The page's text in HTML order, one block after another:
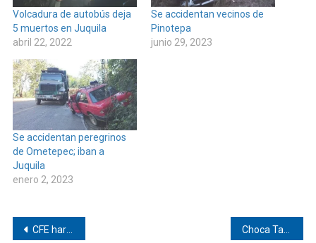
Volcadura de autobús deja
5 muertos en Juquila
abril 22, 2022
Se accidentan vecinos de
Pinotepa
junio 29, 2023
Se accidentan peregrinos
de Ometepec; iban a
Juquila
enero 2, 2023
Navegación
CFE hará revisión de cableado en Corralero